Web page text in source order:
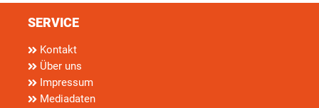
SERVICE
Kontakt
Über uns
Impressum
Mediadaten